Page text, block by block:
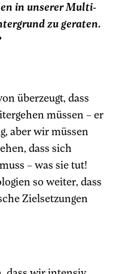
in unserer Multi-
zu geraten.
überzeugt, dass
müssen – er
aber wir müssen
dass sich
– was sie tut!
so weiter, dass
Zielsetzungen